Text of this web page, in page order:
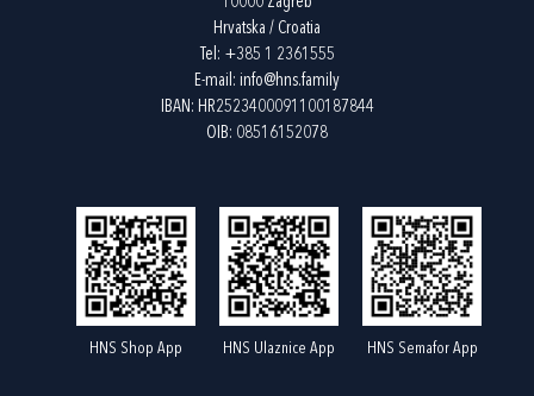
Hrvatska / Croatia
Tel: +385 1 2361555
E-mail: info@hns.family
IBAN: HR2523400091100187844
OIB: 08516152078
HNS Shop App HNS Ulaznice App HNS Semafor App